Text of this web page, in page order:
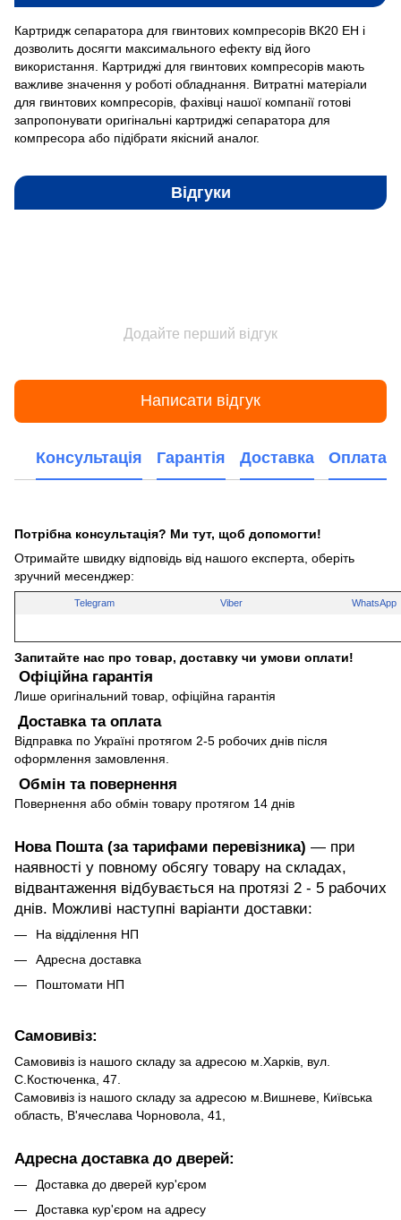
Картридж сепаратора для гвинтових компресорів ВК20 ЕН і
дозволить досягти максимального ефекту від його
використання. Картриджі для гвинтових компресорів мають
важливе значення у роботі обладнання. Витратні матеріали
для гвинтових компресорів, фахівці нашої компанії готові
запропонувати оригінальні картриджі сепаратора для
компресора або підібрати якісний аналог.
Відгуки
Додайте перший відгук
Написати відгук
Консультація Гарантія Доставка Оплата
Потрібна консультація? Ми тут, щоб допомогти!
Отримайте швидку відповідь від нашого експерта, оберіть
зручний месенджер:
Telegram Viber WhatsApp
Запитайте нас про товар, доставку чи умови оплати!
Офіційна гарантія
Лише оригінальний товар, офіційна гарантія
Доставка та оплата
Відправка по Україні протягом 2-5 робочих днів після
оформлення замовлення.
Обмін та повернення
Повернення або обмін товару протягом 14 днів
Нова Пошта (за тарифами перевізника) — при
наявності у повному обсягу товару на складах,
відвантаження відбувається на протязі 2 - 5 рабочих
днів. Можливі наступні варіанти доставки:
На відділення НП
Адресна доставка
Поштомати НП
Самовивіз:
Самовивіз із нашого складу за адресою м.Харків, вул.
С.Костюченка, 47.
Самовивіз із нашого складу за адресою м.Вишневе, Київська
область, В'ячеслава Чорновола, 41,
Адресна доставка до дверей:
Доставка до дверей кур'єром
Доставка кур'єром на адресу